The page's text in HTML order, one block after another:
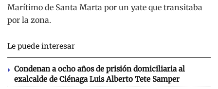
Marítimo de Santa Marta por un yate que transitaba
por la zona.
Le puede interesar
Condenan a ocho años de prisión domiciliaria al
exalcalde de Ciénaga Luis Alberto Tete Samper